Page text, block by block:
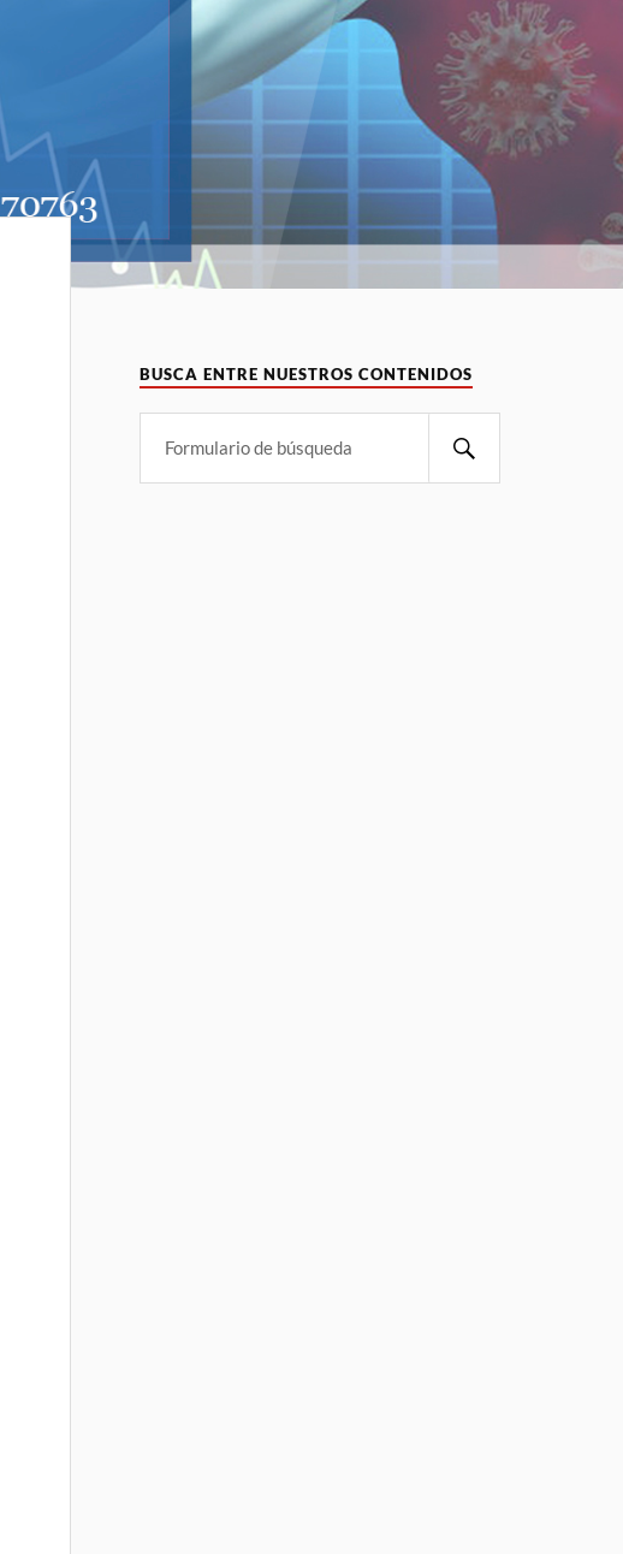
BUSCA ENTRE NUESTROS CONTENIDOS